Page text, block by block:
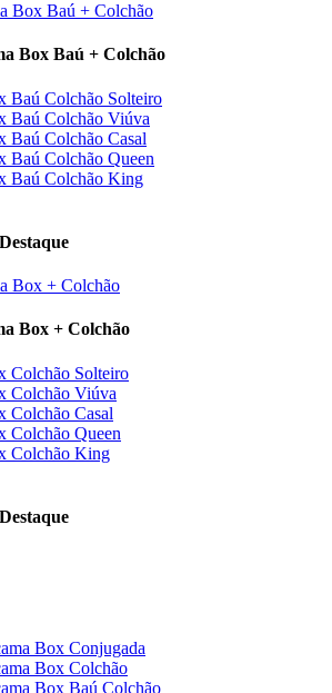
Box Baú + Colchão
Box Baú + Colchão
Baú Colchão Solteiro
Baú Colchão Viúva
Baú Colchão Casal
Baú Colchão Queen
Baú Colchão King
Box + Colchão
Box + Colchão
Colchão Solteiro
Colchão Viúva
Colchão Casal
Colchão Queen
Colchão King
Box Conjugada
Box Colchão
Box Baú Colchão